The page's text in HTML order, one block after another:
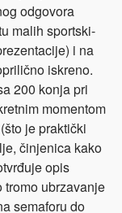
odgovora
malih sportski-
i na
iskreno.
200 konja pri
momentom
je praktički
činjenica kako
opis
ubrzavanje
semaforu do